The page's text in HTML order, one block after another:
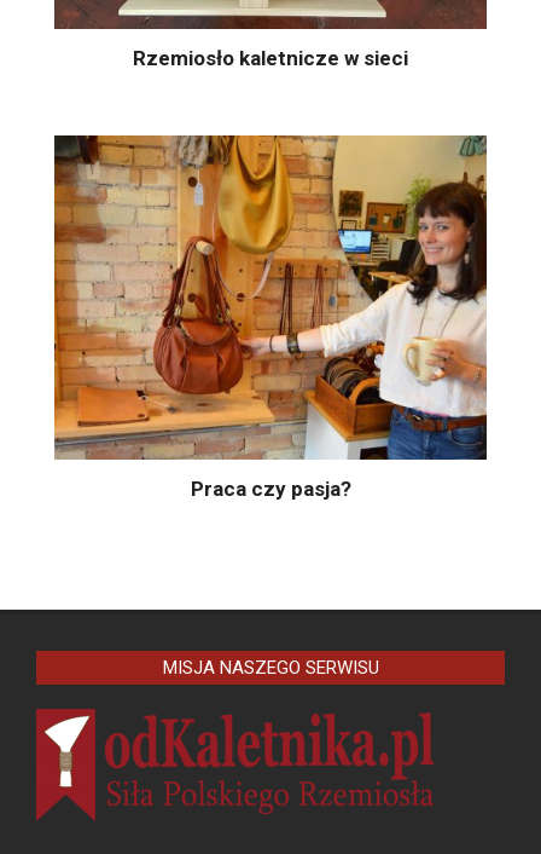
Rzemiosło kaletnicze w sieci
Praca czy pasja?
MISJA NASZEGO SERWISU